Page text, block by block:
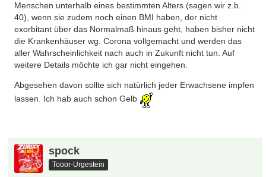
Menschen unterhalb eines bestimmten Alters (sagen wir z.b.
40), wenn sie zudem noch einen BMI haben, der nicht
exorbitant über das Normalmaß hinaus geht, haben bisher nicht
die Krankenhäuser wg. Corona vollgemacht und werden das
aller Wahrscheinlichkeit nach auch in Zukunft nicht tun. Auf
weitere Details möchte ich gar nicht eingehen.
Abgesehen davon sollte sich natürlich jeder Erwachsene impfen
lassen. Ich hab auch schon Gelb
spock
Tooor-Urgestein